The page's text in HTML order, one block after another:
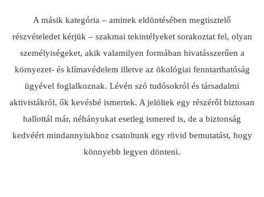
A másik kategória – aminek eldöntésében megtisztelő
részvételedet kérjük – szakmai tekintélyeket sorakoztat fel, olyan
személyiségeket, akik valamilyen formában hivatásszerűen a
környezet- és klímavédelem illetve az ökológiai fenntarthatóság
ügyével foglalkoznak. Lévén szó tudósokról és társadalmi
aktivistákról, ők kevésbé ismertek. A jelöltek egy részéről biztosan
hallottál már, néhányukat esetleg ismered is, de a biztonság
kedvéért mindannyiukhoz csatoltunk egy rövid bemutatást, hogy
könnyebb legyen dönteni.